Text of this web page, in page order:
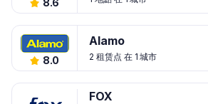
8.6
8.0
Alamo
2 租赁点 在 1 城市
FOX